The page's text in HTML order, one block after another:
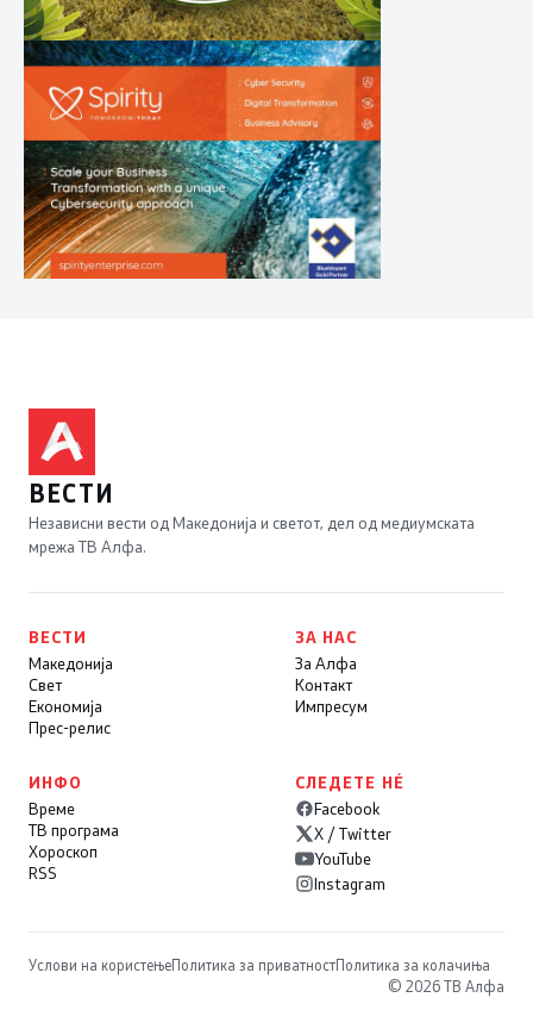
ВЕСТИ
Независни вести од Македонија и светот, дел од медиумската
мрежа ТВ Алфа.
ВЕСТИ
Македонија
Свет
Економија
Прес-релис
ЗА НАС
За Алфа
Контакт
Импресум
ИНФО
Време
ТВ програма
Хороскоп
RSS
СЛЕДЕТЕ НÉ
Facebook
X / Twitter
YouTube
Instagram
Услови на користењеПолитика за приватностПолитика за колачиња
© 2026 ТВ Алфа